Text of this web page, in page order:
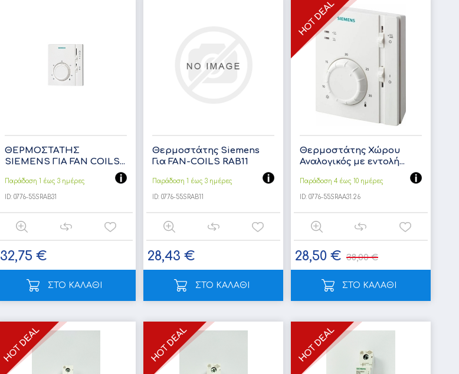
ΘΕΡΜΟΣΤΑΤΗΣ
SIEMENS ΓΙΑ FAN COILS...
Παράδοση 1 έως 3 ημέρες
ID: 0776-55SRAB31
32,75 €
ΣΤΟ ΚΑΛΑΘΙ
Θερμοστάτης Siemens
Για FAN-COILS RAB11
Παράδοση 1 έως 3 ημέρες
ID: 0776-55SRAB11
28,43 €
ΣΤΟ ΚΑΛΑΘΙ
Θερμοστάτης Χώρου
Αναλογικός με εντολή...
Παράδοση 4 έως 10 ημέρες
ID:0776-55SRAA31.26
28,50 € 38,00 €
ΣΤΟ ΚΑΛΑΘΙ